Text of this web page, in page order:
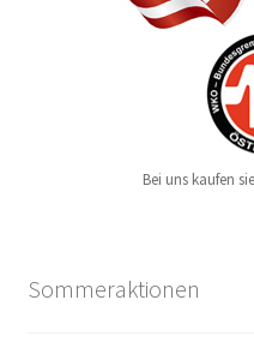
Bei uns kaufen
Sommeraktionen